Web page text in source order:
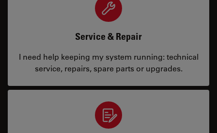
Service & Repair
I need help keeping my system running: technical
service, repairs, spare parts or upgrades.